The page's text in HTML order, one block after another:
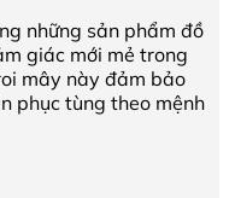
những sản phẩm đồ
giác mới mẻ trong
mây này đảm bảo
phục tùng theo mệnh